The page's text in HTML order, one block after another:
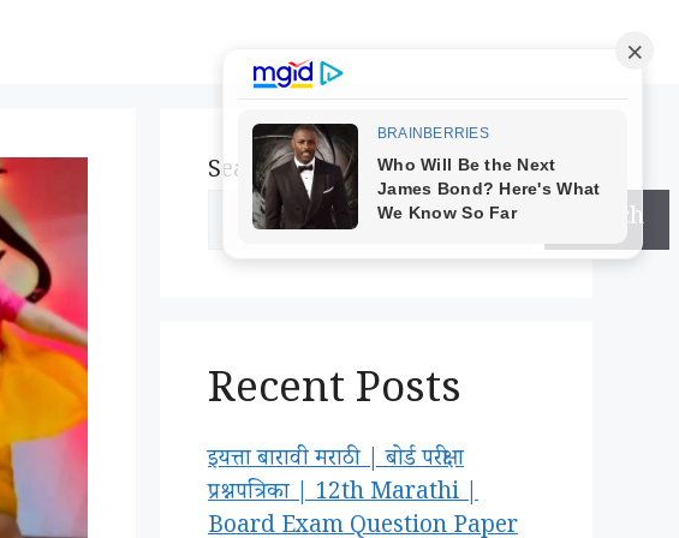
Search
Search
Recent Posts
इयत्ता बारावी मराठी | बोर्ड परीक्षा
प्रश्नपत्रिका | 12th Marathi |
Board Exam Question Paper